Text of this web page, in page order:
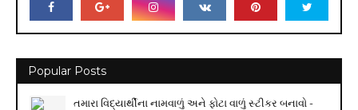
Popular Posts
તમારા વિદ્યાર્થીના નામવાળું અને ફોટા વાળું સ્ટીકર બનાવો -